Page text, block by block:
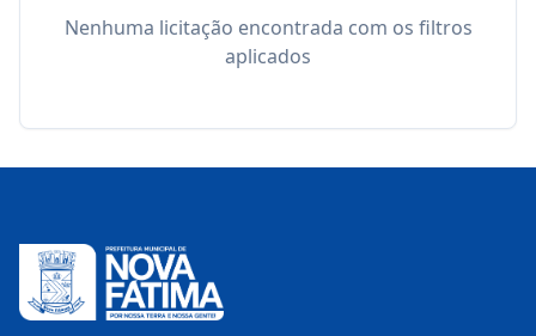
Nenhuma licitação encontrada com os filtros
aplicados